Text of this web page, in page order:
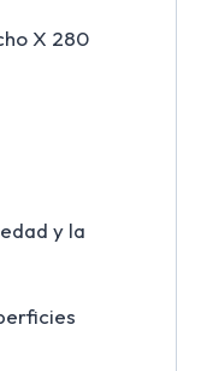
X 280
y la